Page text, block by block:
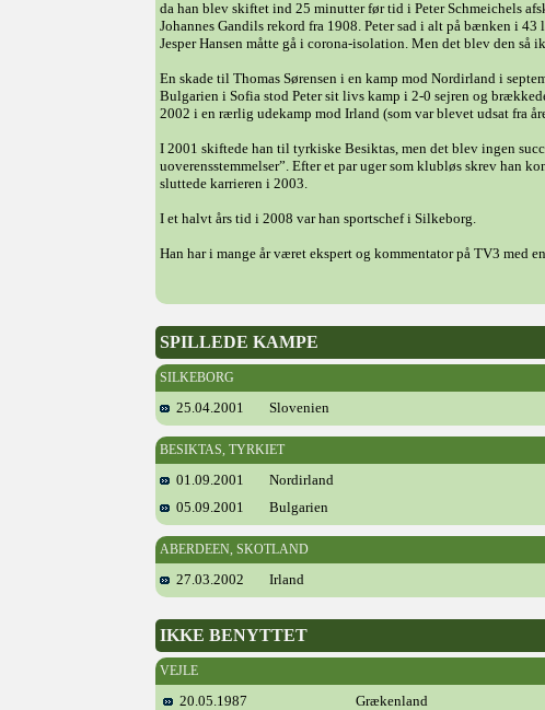
da han blev skiftet ind 25 minutter før tid i Peter Schmeichels
Johannes Gandils rekord fra 1908. Peter sad i alt på bænken i
Jesper Hansen måtte gå i corona-isolation. Men det blev den så
En skade til Thomas Sørensen i en kamp mod Nordirland i
Bulgarien i Sofia stod Peter sit livs kamp i 2-0 sejren og
2002 i en rærlig udekamp mod Irland (som var blevet udsat fra
I 2001 skiftede han til tyrkiske Besiktas, men det blev ingen
uoverensstemmelser”. Efter et par uger som klubløs skrev han
sluttede karrieren i 2003.
I et halvt års tid i 2008 var han sportschef i Silkeborg.
Han har i mange år været ekspert og kommentator på TV3 med
SPILLEDE KAMPE
SILKEBORG
25.04.2001 Slovenien
BESIKTAS, TYRKIET
01.09.2001 Nordirland
05.09.2001
Bulgarien
ABERDEEN, SKOTLAND
27.03.2002 Irland
IKKE BENYTTET
VEJLE
20.05.1987 Grækenland